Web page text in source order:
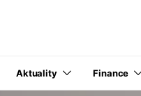
Aktuality Finance